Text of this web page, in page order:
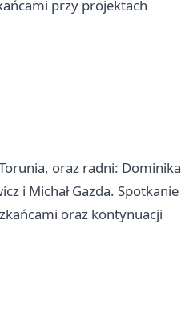
przy projektach
oraz radni: Dominika
i Michał Gazda. Spotkanie
oraz kontynuacji